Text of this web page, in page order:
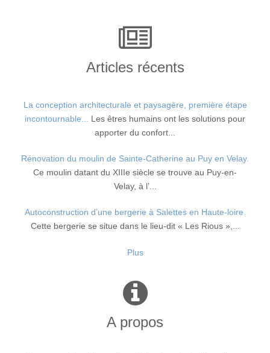
Articles récents
La conception architecturale et paysagère, première étape
incontournable...
Les êtres humains ont les solutions pour
apporter du confort...
Rénovation du moulin de Sainte-Catherine au Puy en Velay.
Ce moulin datant du XIIIe siècle se trouve au Puy-en-
Velay, à l’...
Autoconstruction d’une bergerie à Salettes en Haute-loire.
Cette bergerie se situe dans le lieu-dit « Les Rious »,...
Plus
A propos